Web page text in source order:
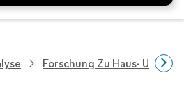
Forschung Zu Haus- Und